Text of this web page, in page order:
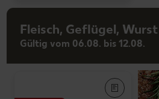
Fleisch, Geflügel, Wurst
Gültig vom 06.08. bis 12.08.